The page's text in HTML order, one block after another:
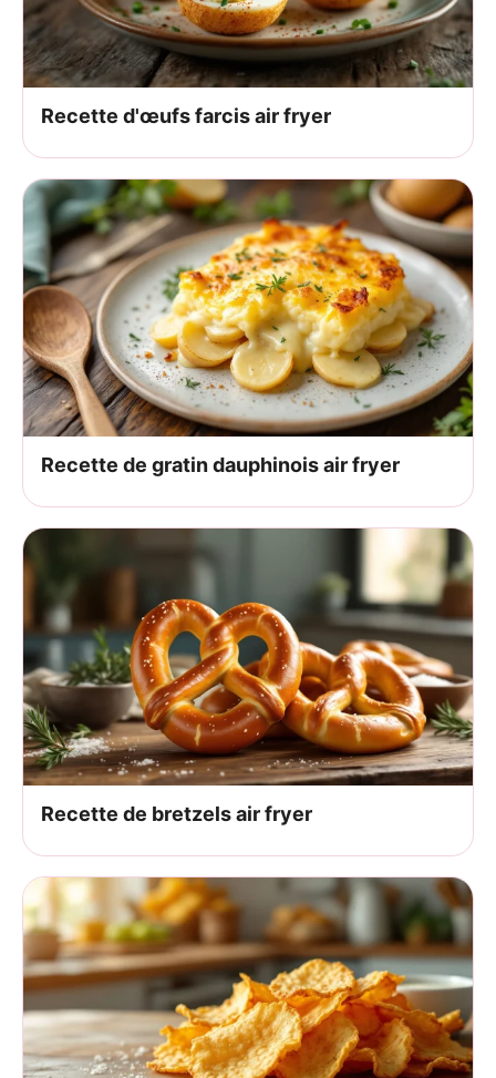
Recette d'œufs farcis air fryer
Recette de gratin dauphinois air fryer
Recette de bretzels air fryer